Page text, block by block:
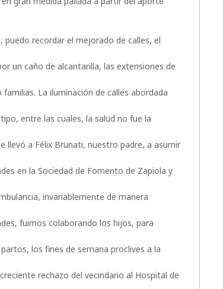
recordar el mejorado de calles, el
un caño de alcantarilla, las extensiones de
La iluminación de calles abordada
entre las cuales, la salud no fue la
llevó a Félix Brunati, nuestro padre, a asumir
en la Sociedad de Fomento de Zapiola y
invariablemente de manera
fuimos colaborando los hijos, para
los fines de semana proclives a la
rechazo del vecindario al Hospital de